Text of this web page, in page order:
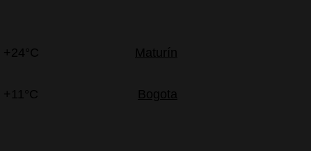
+24°C Maturín
+11°C Bogota